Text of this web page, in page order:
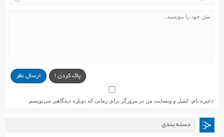
ارسال نظر پاک کردن !
ذخیره نام، ایمیل و وبسایت من در مرورگر برای زمانی که دوباره دیدگاهی می‌نویسم.
دسته بندی